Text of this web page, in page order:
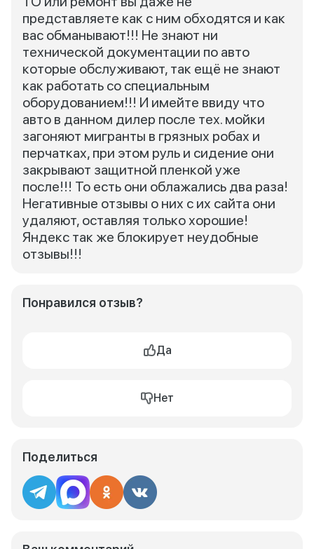
представляете как с ним обходятся и как
вас обманывают!!! Не знают ни
технической документации по авто
которые обслуживают, так ещё не знают
как работать со специальным
оборудованием!!! И имейте ввиду что
авто в данном дилер после тех. мойки
загоняют мигранты в грязных робах и
перчатках, при этом руль и сидение они
закрывают защитной пленкой уже
после!!! То есть они облажались два раза!
Негативные отзывы о них с их сайта они
удаляют, оставляя только хорошие!
Яндекс так же блокирует неудобные
отзывы!!!
Понравился отзыв?
Да
Нет
Поделиться